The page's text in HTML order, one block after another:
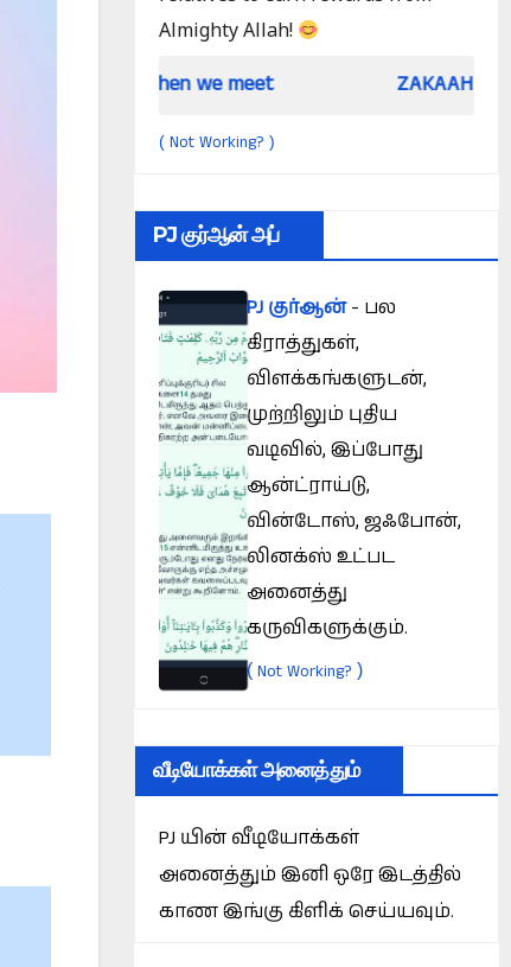
Almighty Allah!
When we meet ZAKAAH (In the light of
( Not Working? )
PJ குர்ஆன் அப்
PJ குர்ஆன்- பல
கிராத்துகள்,
விளக்கங்களுடன்,
முற்றிலும் புதிய
வடிவில், இப்போது
ஆன்ட்ராய்டு,
வின்டோஸ், ஜஃபோன்,
லினக்ஸ் உட்பட
அனைத்து
கருவிகளுக்கும்.
(Not Working? )
வீடியோக்கள் அனைத்தும்
PJ யின் வீடியோக்கள்
அனைத்தும் இனி ஒரே இடத்தில்
காண இங்கு கிளிக் செய்யவும்.